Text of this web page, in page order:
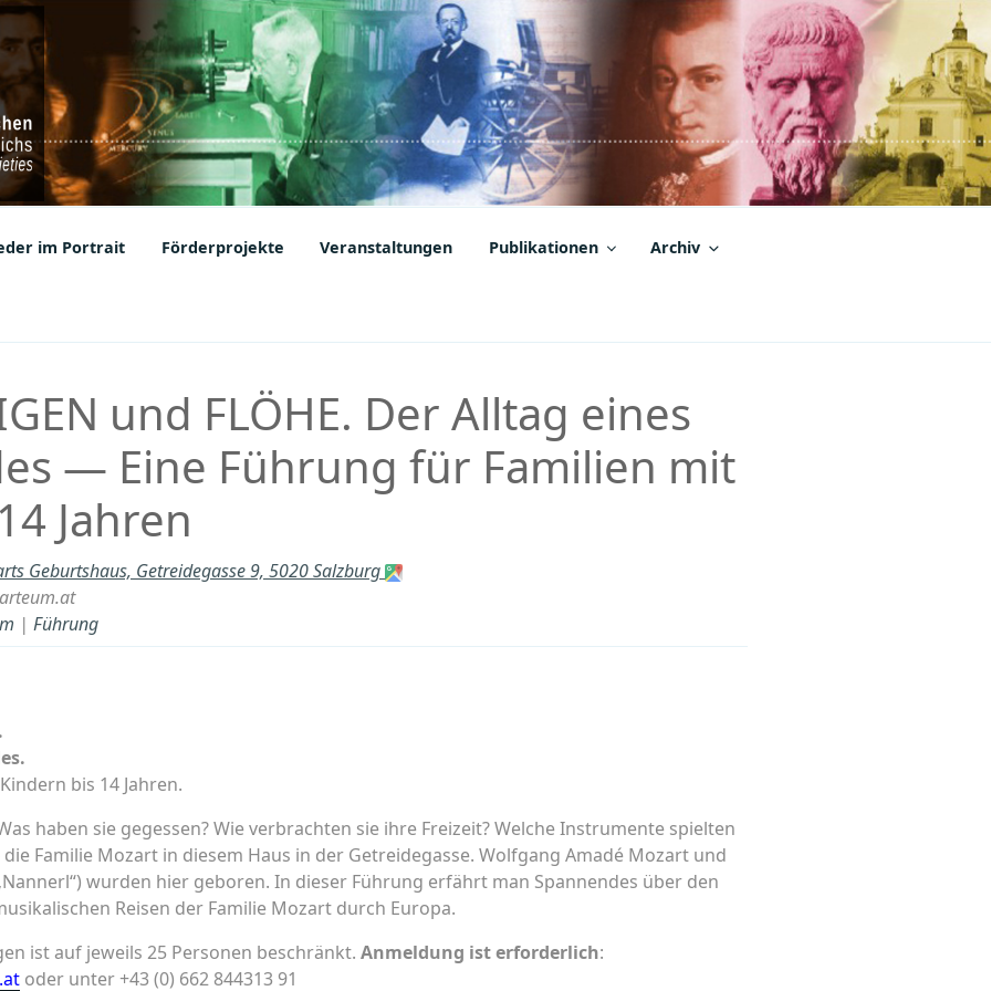
Societies
im Portrait Förderprojekte Veranstaltungen Publikationen Archiv
und FLÖHE. Der Alltag eines
— Eine Führung für Familien mit
Jahren
Geburtshaus, Getreidegasse 9, 5020 Salzburg
| Führung
bis 14 Jahren.
haben sie gegessen? Wie verbrachten sie ihre Freizeit? Welche Instrumente spielten
die Familie Mozart in diesem Haus in der Getreidegasse. Wolfgang Amadé Mozart und
wurden hier geboren. In dieser Führung erfährt man Spannendes über den
Reisen der Familie Mozart durch Europa.
ist auf jeweils 25 Personen beschränkt. Anmeldung ist erforderlich:
oder unter +43 (0) 662 844313 91